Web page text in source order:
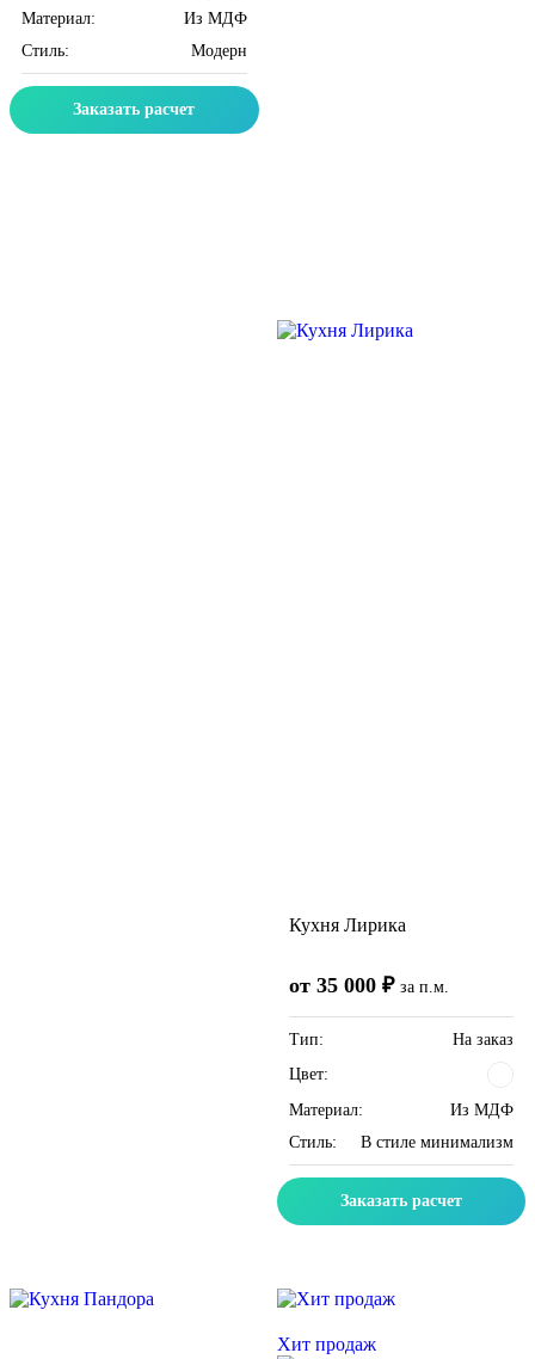
Материал:
Из МДФ
Стиль:
Модерн
Заказать расчет
Кухня Лирика
от 35 000 ₽ за п.м.
Тип:
На заказ
Цвет:
Материал:
Из МДФ
Стиль:
В стиле минимализм
Заказать расчет
Хит продаж